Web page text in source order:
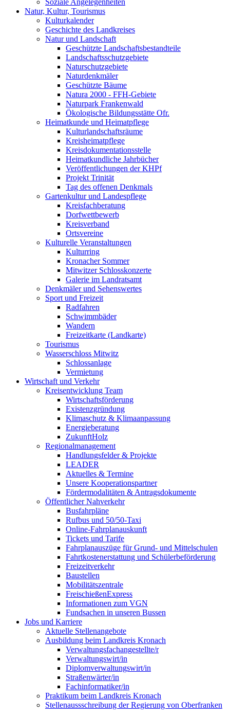
Soziale Angelegenheiten
Natur, Kultur, Tourismus
Kulturkalender
Geschichte des Landkreises
Natur und Landschaft
Geschützte Landschaftsbestandteile
Landschaftsschutzgebiete
Naturschutzgebiete
Naturdenkmäler
Geschützte Bäume
Natura 2000 - FFH-Gebiete
Naturpark Frankenwald
Ökologische Bildungsstätte Ofr.
Heimatkunde und Heimatpflege
Kulturlandschaftsräume
Kreisheimatpflege
Kreisdokumentationsstelle
Heimatkundliche Jahrbücher
Veröffentlichungen der KHPf
Projekt Trinität
Tag des offenen Denkmals
Gartenkultur und Landespflege
Kreisfachberatung
Dorfwettbewerb
Kreisverband
Ortsvereine
Kulturelle Veranstaltungen
Kulturring
Kronacher Sommer
Mitwitzer Schlosskonzerte
Galerie im Landratsamt
Denkmäler und Sehenswertes
Sport und Freizeit
Radfahren
Schwimmbäder
Wandern
Freizeitkarte (Landkarte)
Tourismus
Wasserschloss Mitwitz
Schlossanlage
Vermietung
Wirtschaft und Verkehr
Kreisentwicklung Team
Wirtschaftsförderung
Existenzgründung
Klimaschutz & Klimaanpassung
Energieberatung
ZukunftHolz
Regionalmanagement
Handlungsfelder & Projekte
LEADER
Aktuelles & Termine
Unsere Kooperationspartner
Fördermodalitäten & Antragsdokumente
Öffentlicher Nahverkehr
Busfahrpläne
Rufbus und 50/50-Taxi
Online-Fahrplanauskunft
Tickets und Tarife
Fahrplanauszüge für Grund- und Mittelschulen
Fahrtkostenerstattung und Schülerbeförderung
Freizeitverkehr
Baustellen
Mobilitätszentrale
FreischießenExpress
Informationen zum VGN
Fundsachen in unseren Bussen
Jobs und Karriere
Aktuelle Stellenangebote
Ausbildung beim Landkreis Kronach
Verwaltungsfachangestellte/r
Verwaltungswirt/in
Diplomverwaltungswirt/in
Straßenwärter/in
Fachinformatiker/in
Praktikum beim Landkreis Kronach
Stellenaussschreibung der Regierung von Oberfranken